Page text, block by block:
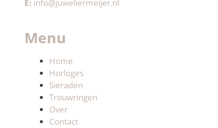
E: info@juweliermeijer.nl
Menu
Home
Horloges
Sieraden
Trouwringen
Over
Contact